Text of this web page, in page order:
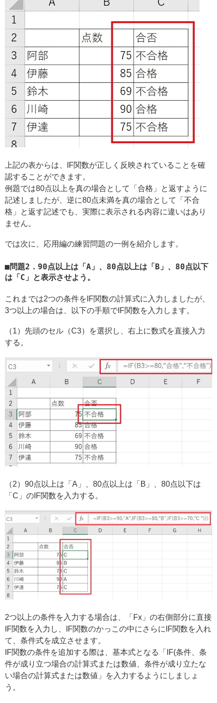
上記の表からは、IF関数が正しく反映されていることを確
認することができます。
例題では80点以上を真の場合として「合格」と返すように
記述しましたが、逆に80点未満を真の場合として「不合
格」と返す記述でも、実際に表示される内容に違いはあり
ません。
では次に、応用編の練習問題の一例を紹介します。
問題2．90点以上は「A」、80点以上は「B」、80点以下
は「C」と表示させよう。
これまでは2つの条件をIF関数の計算式に入力しましたが、
3つ以上の場合は、以下の手順でIF関数を入力します。
（1）先頭のセル（C3）を選択し、右上に数式を直接入力
する。
（2）90点以上は「A」、80点以上は「B」、80点以下は
「C」のIF関数を入力する。
2つ以上の条件を入力する場合は、「Fx」の右側部分に直接
IF関数を入力し、IF関数のかっこの中にさらにIF関数を入れ
て、条件式を成立させます。
IF関数の条件を追加する際は、基本式となる「IF(条件、条
件が成り立つ場合の計算式または数値、条件が成り立たな
い場合の計算式または数値」を入力するようにしましょ
う。